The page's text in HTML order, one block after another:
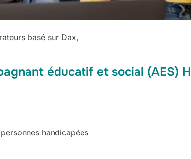
basé sur Dax,
éducatif et social (AES)
handicapées